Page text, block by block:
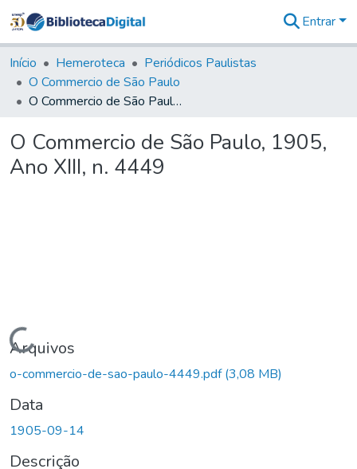
&
Coleções
Tudo na
Biblioteca
Estatísticas
Entrar
Início Hemeroteca
Periódicos Paulistas
O Commercio de São Paulo
O Commercio de São Paulo, 1905, Ano XIII, n. 4449
O Commercio de São Paulo, 1905,
Ano XIII, n. 4449
Carregando...
Arquivos
o-commercio-de-sao-paulo-4449.pdf(3,08 MB)
Data
1905-09-14
Descrição